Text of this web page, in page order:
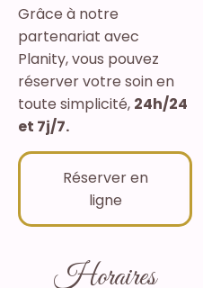
Grâce à notre
partenariat avec
Planity, vous pouvez
réserver votre soin en
toute simplicité, 24h/24
et 7j/7.
Réserver en
ligne
Horaires